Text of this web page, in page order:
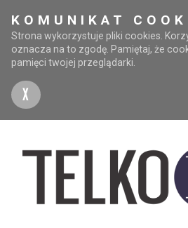
KOMUNIKAT
Strona wykorzystuje pliki cookies.
oznacza na to zgodę. Pamiętaj, że
pamięci twojej przeglądarki.
X